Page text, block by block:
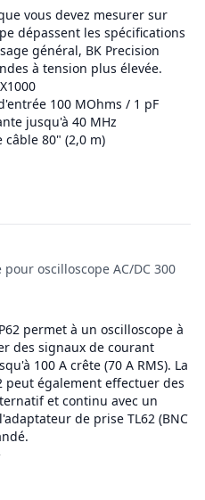
vous devez mesurer sur
dépassent les spécifications
général, BK Precision
à tension plus élevée.
100 MOhms / 1 pF
jusqu'à 40 MHz
câble 80" (2,0 m)
oscilloscope AC/DC 300
permet à un oscilloscope à
des signaux de courant
100 A crête (70 A RMS). La
peut également effectuer des
et continu avec un
de prise TL62 (BNC